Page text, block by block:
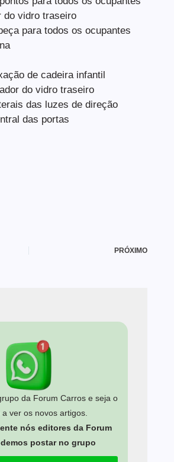
do vidro traseiro
para todos os ocupantes
de cadeira infantil
do vidro traseiro
das luzes de direção
das portas
PRÓXIMO
da Forum Carros e seja o
a ver os novos artigos.
nós editores da Forum
postar no grupo